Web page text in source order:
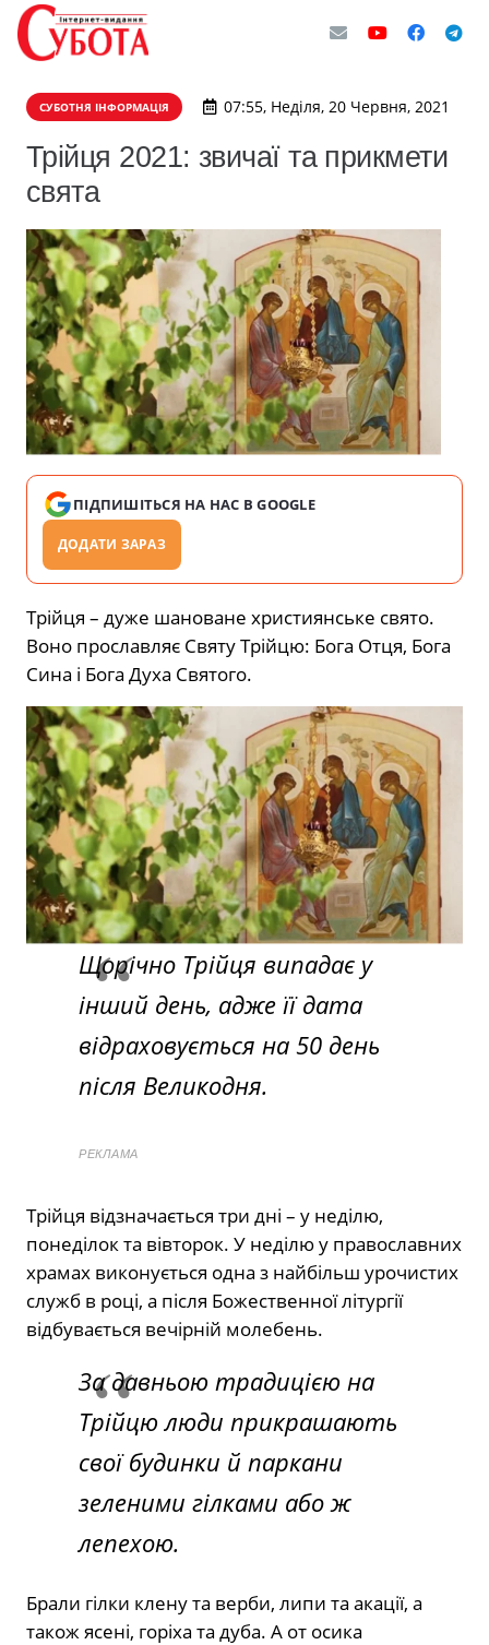
СУБОТНЯ ІНФОРМАЦІЯ 07:55, Неділя, 20 Червня, 2021
Трійця 2021: звичаї та прикмети
свята
ПІДПИШІТЬСЯ НА НАС В GOOGLE
ДОДАТИ ЗАРАЗ
Трійця – дуже шановане християнське свято.
Воно прославляє Святу Трійцю: Бога Отця, Бога
Сина і Бога Духа Святого.
Щорічно Трійця випадає у
інший день, адже її дата
відраховується на 50 день
після Великодня.
РЕКЛАМА
Трійця відзначається три дні – у неділю,
понеділок та вівторок. У неділю у православних
храмах виконується одна з найбільш урочистих
служб в році, а після Божественної літургії
відбувається вечірній молебень.
За давньою традицією на
Трійцю люди прикрашають
свої будинки й паркани
зеленими гілками або ж
лепехою.
Брали гілки клену та верби, липи та акації, а
також ясені, горіха та дуба. А от осика